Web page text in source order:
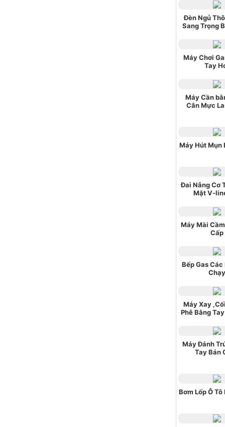
Đèn Ngủ
Sang Trọng
Máy Chơi
Tay
Máy Cần
Cân Mực
Máy Hút Mụn
Đai Nâng Cơ
Mặt V-
Máy Mài
Cấp
Bếp Gas Các
Chạy
Máy Xay
Phê Bằng
Máy Đánh
Tay Bán
Bơm Lốp Ô